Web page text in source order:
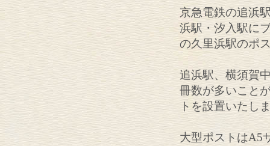
京急電鉄の追浜
浜駅・汐入駅に
の久里浜駅のポ
追浜駅、横須賀
冊数が多いこと
トを設置いたし
大型ポストはA5